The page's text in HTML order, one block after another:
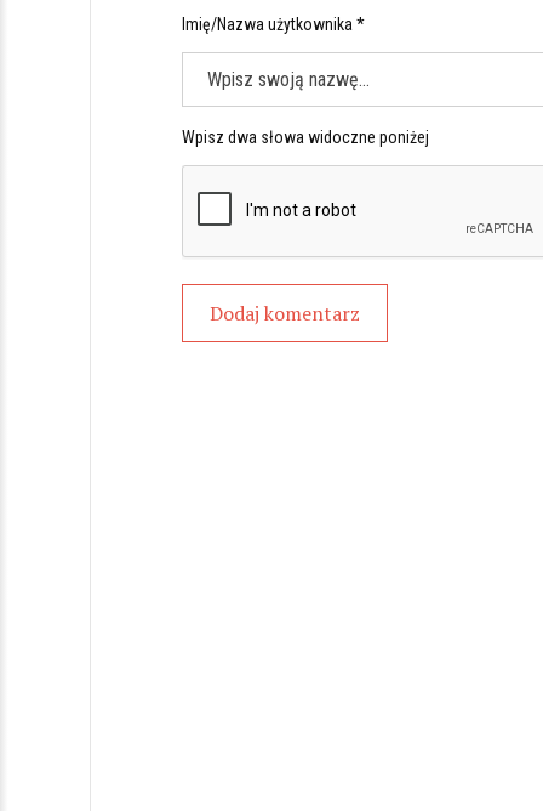
Imię/Nazwa użytkownika *
Wpisz dwa słowa widoczne poniżej